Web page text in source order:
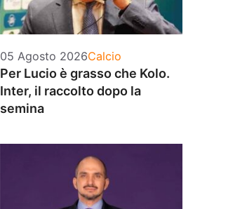
05 Agosto 2026Categorie
Calcio
Per Lucio è grasso che Kolo.
Inter, il raccolto dopo la
semina